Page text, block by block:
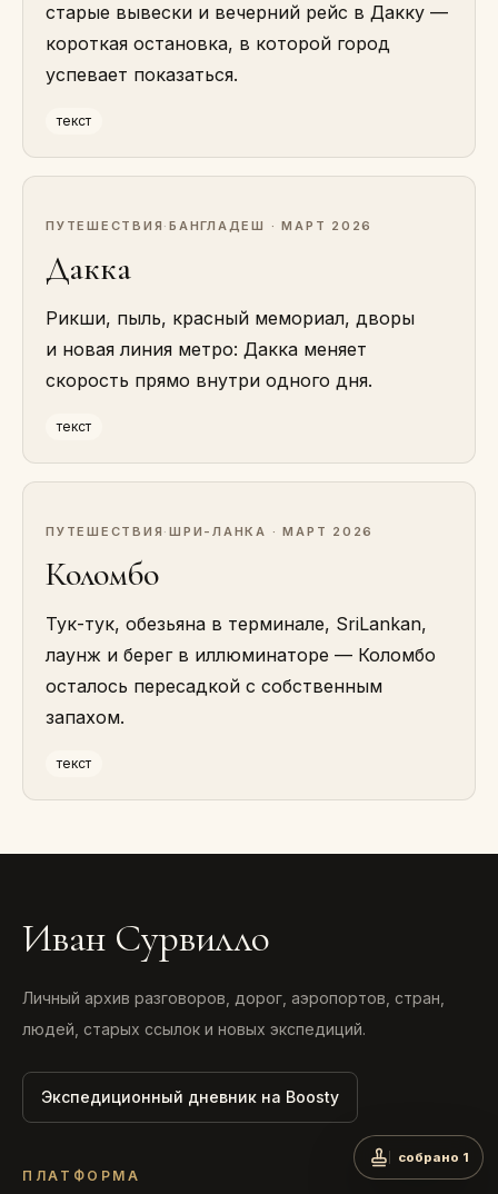
старые вывески и вечерний рейс в Дакку —
короткая остановка, в которой город
успевает показаться.
текст
ПУТЕШЕСТВИЯ ·БАНГЛАДЕШ · МАРТ 2026
Дакка
Рикши, пыль, красный мемориал, дворы
и новая линия метро: Дакка меняет
скорость прямо внутри одного дня.
текст
ПУТЕШЕСТВИЯ ·ШРИ-ЛАНКА · МАРТ 2026
Коломбо
Тук-тук, обезьяна в терминале, SriLankan,
лаунж и берег в иллюминаторе — Коломбо
осталось пересадкой с собственным
запахом.
текст
собрано 1
Иван Сурвилло
Личный архив разговоров, дорог, аэропортов, стран,
людей, старых ссылок и новых экспедиций.
Экспедиционный дневник на Boosty
ПЛАТФОРМА